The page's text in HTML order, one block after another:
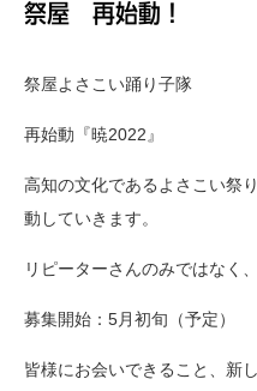
祭屋 再始動！
祭屋よさこい踊り子隊
再始動『暁2022』
高知の文化であるよさこい祭
動していきます。
リピーターさんのみではなく
募集開始：5月初旬（予定）
皆様にお会いできること、新